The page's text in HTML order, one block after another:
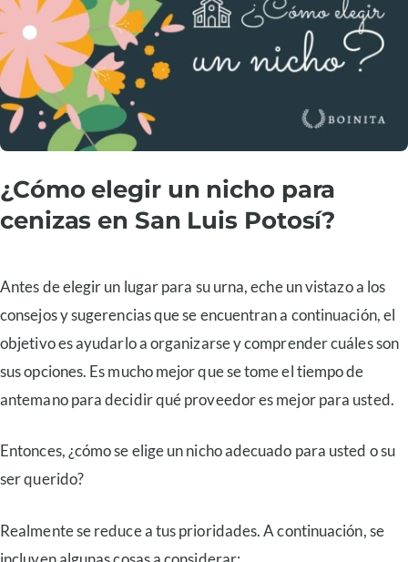
¿Cómo elegir un nicho para
cenizas en San Luis Potosí?
Antes de elegir un lugar para su urna, eche un vistazo a los
consejos y sugerencias que se encuentran a continuación, el
objetivo es ayudarlo a organizarse y comprender cuáles son
sus opciones. Es mucho mejor que se tome el tiempo de
antemano para decidir qué proveedor es mejor para usted.
Entonces, ¿cómo se elige un nicho adecuado para usted o su
ser querido?
Realmente se reduce a tus prioridades. A continuación, se